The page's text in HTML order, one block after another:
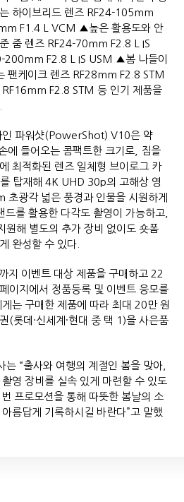
하이브리드 렌즈 RF24-105mm
F1.4 L VCM ▲높은 활용도와 안
줌 렌즈 RF24-70mm F2.8 L IS
200mm F2.8 L IS USM ▲봄 나들이
팬케이크 렌즈 RF28mm F2.8 STM
RF16mm F2.8 STM 등 인기 제품을
.
인 파워샷(PowerShot) V10은 약
에 들어오는 콤팩트한 크기로, 짐을
최적화된 렌즈 일체형 브이로그 카
탑재해 4K UHD 30p의 고해상 영
광각 넓은 풍경과 인물을 시원하게
드를 활용한 다각도 촬영이 가능하고,
원해 별도의 추가 장비 없이도 숏폼
게 완성할 수 있다.
지 이벤트 대상 제품을 구매하고 22
이지에서 정품등록 및 이벤트 응모를
는 구매한 제품에 따라 최대 20만 원
(롯데·신세계·현대 중 택 1)을 사은품
는 “출사와 여행의 계절인 봄을 맞아,
영 장비를 실속 있게 마련할 수 있도
프로모션을 통해 따뜻한 봄날의 소
름답게 기록하시길 바란다”고 말했